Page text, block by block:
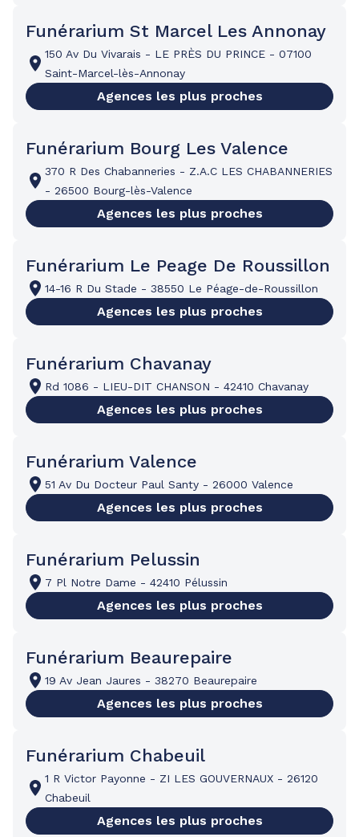
Funérarium St Marcel Les Annonay
150 Av Du Vivarais - LE PRÈS DU PRINCE - 07100
Saint-Marcel-lès-Annonay
Agences les plus proches
Funérarium Bourg Les Valence
370 R Des Chabanneries - Z.A.C LES CHABANNERIES
- 26500 Bourg-lès-Valence
Agences les plus proches
Funérarium Le Peage De Roussillon
14-16 R Du Stade - 38550 Le Péage-de-Roussillon
Agences les plus proches
Funérarium Chavanay
Rd 1086 - LIEU-DIT CHANSON - 42410 Chavanay
Agences les plus proches
Funérarium Valence
51 Av Du Docteur Paul Santy - 26000 Valence
Agences les plus proches
Funérarium Pelussin
7 Pl Notre Dame - 42410 Pélussin
Agences les plus proches
Funérarium Beaurepaire
19 Av Jean Jaures - 38270 Beaurepaire
Agences les plus proches
Funérarium Chabeuil
1 R Victor Payonne - ZI LES GOUVERNAUX - 26120
Chabeuil
Agences les plus proches